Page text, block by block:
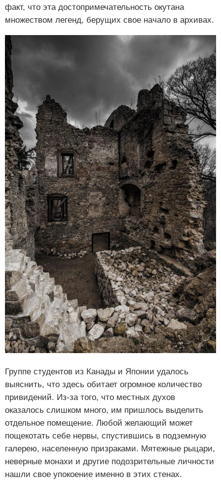
факт, что эта достопримечательность окутана
множеством легенд, берущих свое начало в архивах.
Группе студентов из Канады и Японии удалось
выяснить, что здесь обитает огромное количество
привидений. Из-за того, что местных духов
оказалось слишком много, им пришлось выделить
отдельное помещение. Любой желающий может
пощекотать себе нервы, спустившись в подземную
галерею, населенную призраками. Мятежные рыцари,
неверные монахи и другие подозрительные личности
нашли свое упокоение именно в этих стенах.